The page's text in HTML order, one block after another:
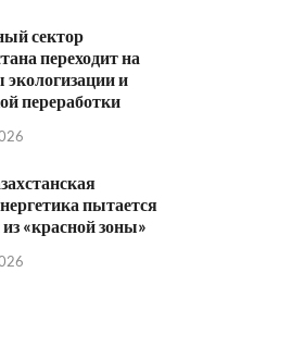
сектор
переходит на
экологизации и
переработки
пытается
«красной зоны»